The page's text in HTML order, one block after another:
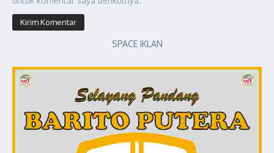
SPACE IKLAN